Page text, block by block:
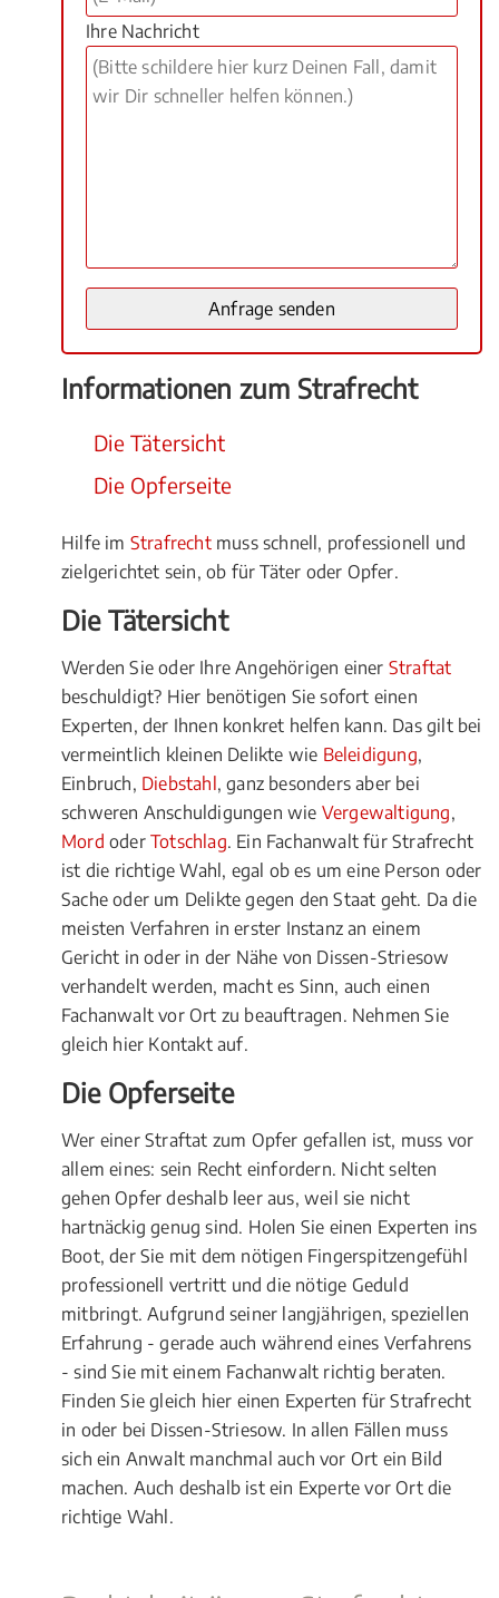
Ihre Nachricht
Informationen zum Strafrecht
Die Tätersicht
Die Opferseite
Hilfe im Strafrechtmuss schnell, professionell und
zielgerichtet sein, ob für Täter oder Opfer.
Die Tätersicht
Werden Sie oder Ihre Angehörigen einer Straftat
beschuldigt? Hier benötigen Sie sofort einen
Experten, der Ihnen konkret helfen kann. Das gilt bei
vermeintlich kleinen Delikte wie Beleidigung,
Einbruch, Diebstahl , ganz besonders aber bei
schweren Anschuldigungen wie Vergewaltigung,
Mord oderTotschlag. Ein Fachanwalt für Strafrecht
ist die richtige Wahl, egal ob es um eine Person oder
Sache oder um Delikte gegen den Staat geht. Da die
meisten Verfahren in erster Instanz an einem
Gericht in oder in der Nähe von Dissen-Striesow
verhandelt werden, macht es Sinn, auch einen
Fachanwalt vor Ort zu beauftragen. Nehmen Sie
gleich hier Kontakt auf.
Die Opferseite
Wer einer Straftat zum Opfer gefallen ist, muss vor
allem eines: sein Recht einfordern. Nicht selten
gehen Opfer deshalb leer aus, weil sie nicht
hartnäckig genug sind. Holen Sie einen Experten ins
Boot, der Sie mit dem nötigen Fingerspitzengefühl
professionell vertritt und die nötige Geduld
mitbringt. Aufgrund seiner langjährigen, speziellen
Erfahrung - gerade auch während eines Verfahrens
- sind Sie mit einem Fachanwalt richtig beraten.
Finden Sie gleich hier einen Experten für Strafrecht
in oder bei Dissen-Striesow. In allen Fällen muss
sich ein Anwalt manchmal auch vor Ort ein Bild
machen. Auch deshalb ist ein Experte vor Ort die
richtige Wahl.